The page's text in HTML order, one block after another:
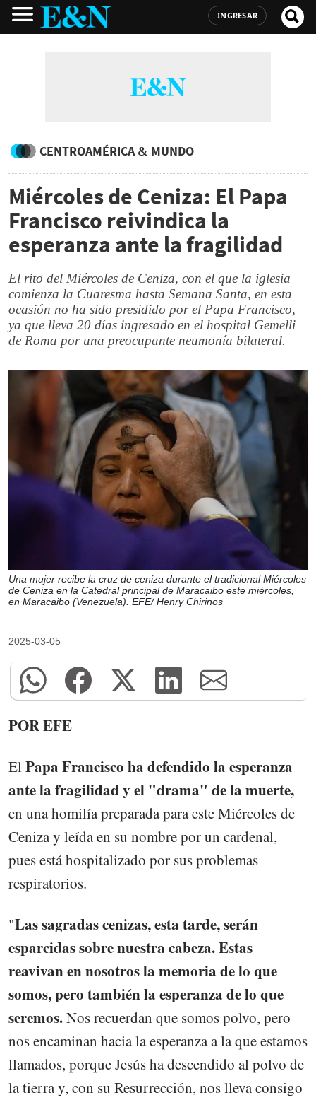
INGRESAR
CENTROAMÉRICA & MUNDO
Miércoles de Ceniza: El Papa
Francisco reivindica la
esperanza ante la fragilidad
El rito del Miércoles de Ceniza, con el que la iglesia
comienza la Cuaresma hasta Semana Santa, en esta
ocasión no ha sido presidido por el Papa Francisco,
ya que lleva 20 días ingresado en el hospital Gemelli
de Roma por una preocupante neumonía bilateral.
Una mujer recibe la cruz de ceniza durante el tradicional Miércoles
de Ceniza en la Catedral principal de Maracaibo este miércoles,
en Maracaibo (Venezuela). EFE/ Henry Chirinos
2025-03-05
POR EFE
ElPapa Francisco ha defendido la esperanza
ante la fragilidad y el "drama" de la muerte,
en una homilía preparada para este Miércoles de
Ceniza y leída en su nombre por un cardenal,
pues está hospitalizado por sus problemas
respiratorios.
"Las sagradas cenizas, esta tarde, serán
esparcidas sobre nuestra cabeza. Estas
reavivan en nosotros la memoria de lo que
somos, pero también la esperanza de lo que
seremos.Nos recuerdan que somos polvo, pero
nos encaminan hacia la esperanza a la que estamos
llamados, porque Jesús ha descendido al polvo de
la tierra y, con su Resurrección, nos lleva consigo